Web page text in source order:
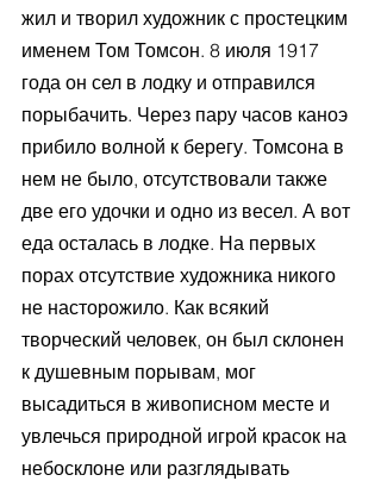
жил и творил художник с простецким
именем Том Томсон. 8 июля 1917
года он сел в лодку и отправился
порыбачить. Через пару часов каноэ
прибило волной к берегу. Томсона в
нем не было, отсутствовали также
две его удочки и одно из весел. А вот
еда осталась в лодке. На первых
порах отсутствие художника никого
не насторожило. Как всякий
творческий человек, он был склонен
к душевным порывам, мог
высадиться в живописном месте и
увлечься природной игрой красок на
небосклоне или разглядывать